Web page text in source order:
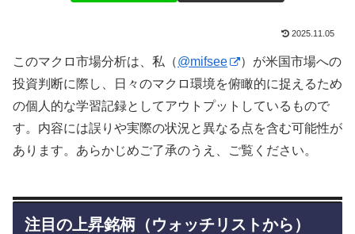
2025.11.05
このマクロ市場分析は、私（@mifsee
）が米国市場への
投資判断に際し、日々のマクロ環境を俯瞰的に捉えるため
の個人的な学習記録としてアウトプットしているもので
す。内容には誤りや実際の状況と異なる点を含む可能性が
あります。あらかじめご了承のうえ、ご覧ください。
注目の上昇銘柄（ウォッチリストから）